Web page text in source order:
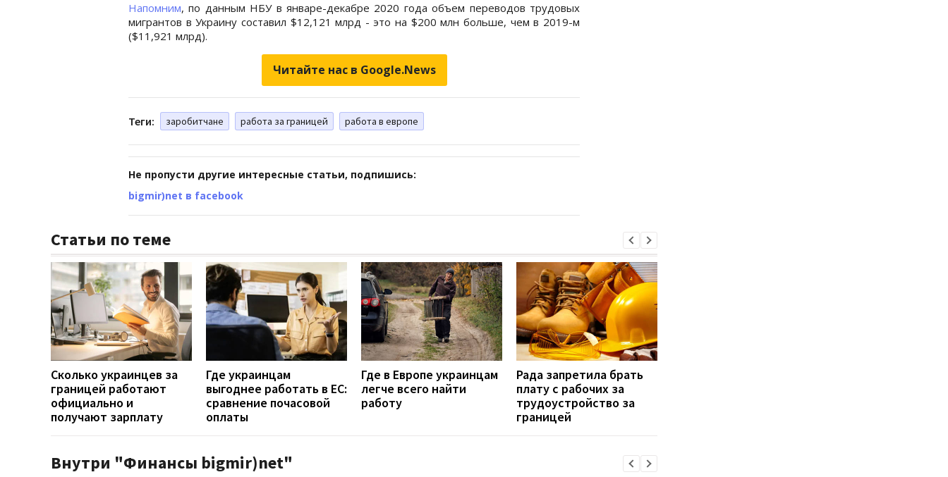
Напомним, по данным НБУ в январе-декабре 2020 года объем переводов трудовых
мигрантов в Украину составил $12,121 млрд - это на $200 млн больше, чем в 2019-м
($11,921 млрд).
Читайте нас в Google.News
Теги: заробитчане работа за границей работа в европе
Не пропусти другие интересные статьи, подпишись:
bigmir)net в facebook
Статьи по теме
Сколько украинцев за
границей работают
официально и
получают зарплату
Где украинцам
выгоднее работать в ЕС:
сравнение почасовой
оплаты
Где в Европе украинцам
легче всего найти
работу
Рада запретила брать
плату с рабочих за
трудоустройство за
границей
Внутри "Финансы bigmir)net"